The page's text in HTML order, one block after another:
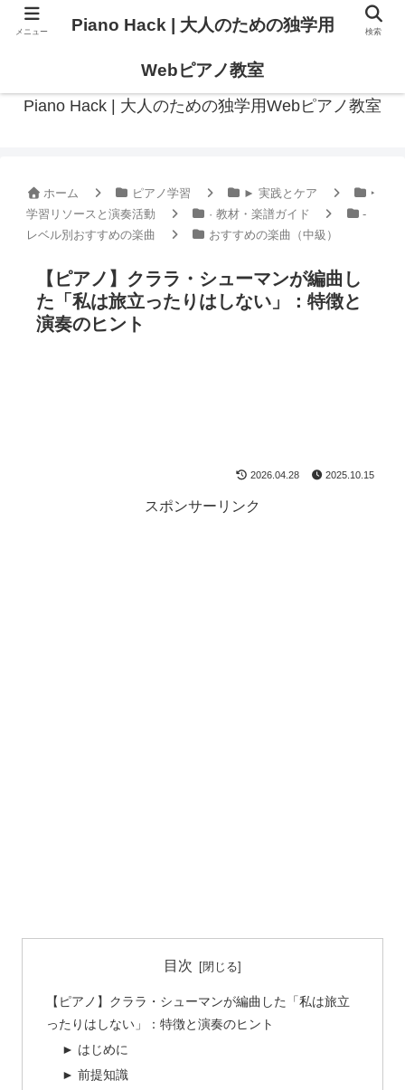
Piano Hack | 大人のための独学用Webピアノ教室
ホーム ピアノ学習 ► 実践とケア
‣
学習リソースと演奏活動
· 教材・楽譜ガイド
-
レベル別おすすめの楽曲
おすすめの楽曲（中級）
【ピアノ】クララ・シューマンが編曲し
た「私は旅立ったりはしない」：特徴と
演奏のヒント
2026.04.28 2025.10.15
スポンサーリンク
目次
【ピアノ】クララ・シューマンが編曲した「私は旅立
ったりはしない」：特徴と演奏のヒント
► はじめに
► 前提知識
メニュー Piano Hack | 大人のための独学用
Webピアノ教室
検索